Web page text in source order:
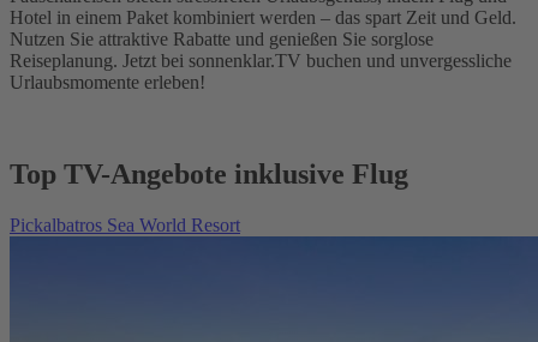
Hotel in einem Paket kombiniert werden – das spart Zeit und Geld.
Nutzen Sie attraktive Rabatte und genießen Sie sorglose
Reiseplanung. Jetzt bei sonnenklar.TV buchen und unvergessliche
Urlaubsmomente erleben!
Top TV-Angebote inklusive Flug
Pickalbatros Sea World Resort